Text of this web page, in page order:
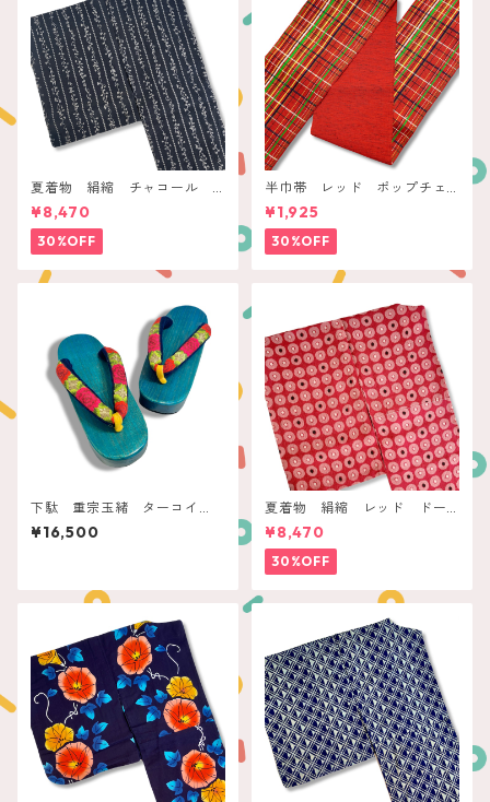
夏着物 絹縮 チャコール
ボタニカル抽象縞
¥8,470
30%OFF
半巾帯 レッド ポップチェ
ック
¥1,925
30%OFF
下駄 重宗玉緒 ターコイ
ズ フラワー刺繍
¥16,500
夏着物 絹縮 レッド ドー
ナツドット
¥8,470
30%OFF